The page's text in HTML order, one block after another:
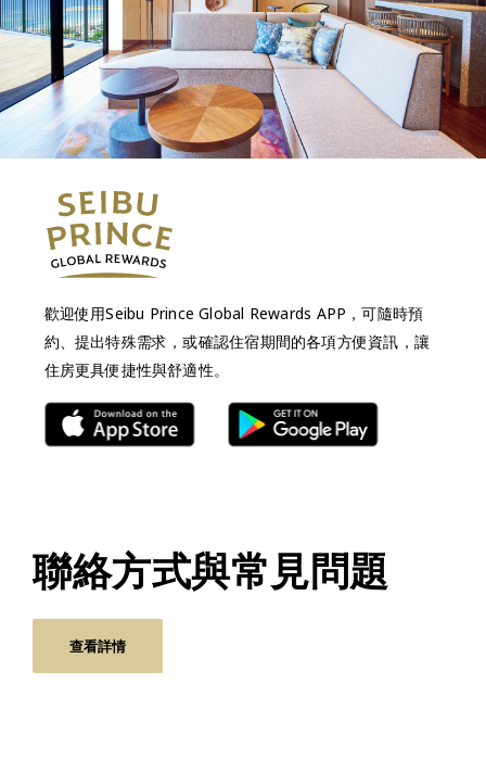
歡迎使用Seibu Prince Global Rewards APP，可隨時預
約、提出特殊需求，或確認住宿期間的各項方便資訊，讓
住房更具便捷性與舒適性。
聯絡方式與常見問題
查看詳情